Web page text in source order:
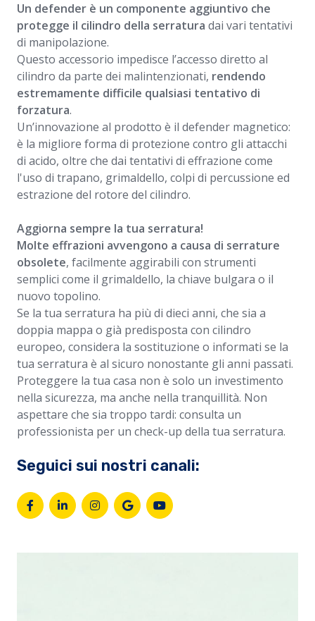
Un defender è un componente aggiuntivo che
protegge il cilindro della serratura dai vari tentativi
di manipolazione.
Questo accessorio impedisce l’accesso diretto al
cilindro da parte dei malintenzionati, rendendo
estremamente difficile qualsiasi tentativo di
forzatura.
Un’innovazione al prodotto è il defender magnetico:
è la migliore forma di protezione contro gli attacchi
di acido, oltre che dai tentativi di effrazione come
l'uso di trapano, grimaldello, colpi di percussione ed
estrazione del rotore del cilindro.
Aggiorna sempre la tua serratura!
Molte effrazioni avvengono a causa di serrature
obsolete, facilmente aggirabili con strumenti
semplici come il grimaldello, la chiave bulgara o il
nuovo topolino.
Se la tua serratura ha più di dieci anni, che sia a
doppia mappa o già predisposta con cilindro
europeo, considera la sostituzione o informati se la
tua serratura è al sicuro nonostante gli anni passati.
Proteggere la tua casa non è solo un investimento
nella sicurezza, ma anche nella tranquillità. Non
aspettare che sia troppo tardi: consulta un
professionista per un check-up della tua serratura.
Seguici sui nostri canali: